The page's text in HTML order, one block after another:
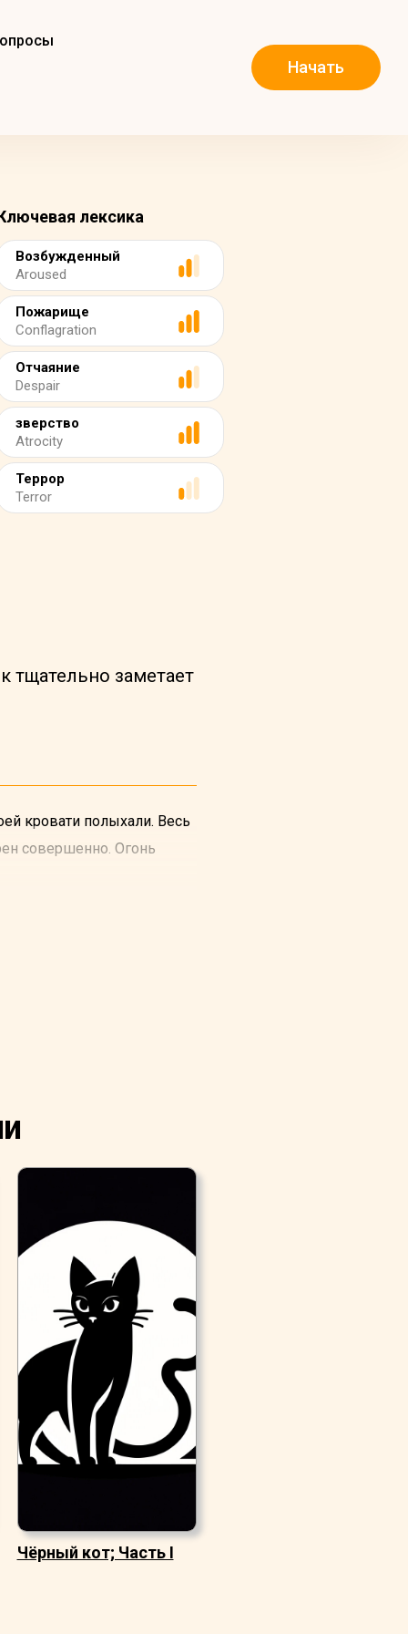
Начать
лексика
Возбужденный
Aroused
Пожарище
Conflagration
Отчаяние
Despair
зверство
Atrocity
Террор
Terror
тщательно заметает
кровати полыхали. Весь
совершенно. Огонь
Чёрный кот; Часть I